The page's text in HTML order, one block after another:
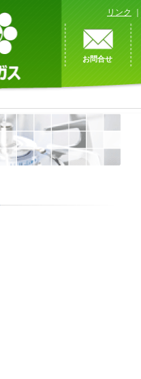
リンク
お問合せ